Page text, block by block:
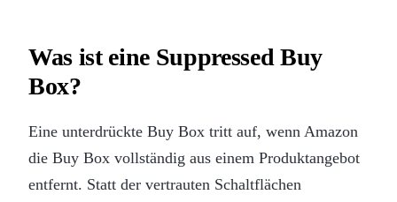
Was ist eine Suppressed Buy
Box?
Eine unterdrückte Buy Box tritt auf, wenn Amazon
die Buy Box vollständig aus einem Produktangebot
entfernt. Statt der vertrauten Schaltflächen